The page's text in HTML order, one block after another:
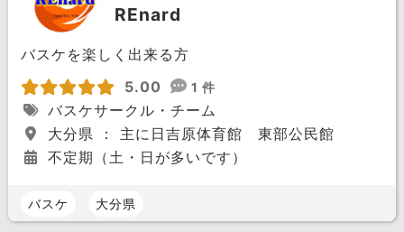
REnard
バスケを楽しく出来る方
5.00
1 件
バスケサークル・チーム
大分県 ： 主に日吉原体育館 東部公民館
不定期（土・日が多いです）
バスケ 大分県